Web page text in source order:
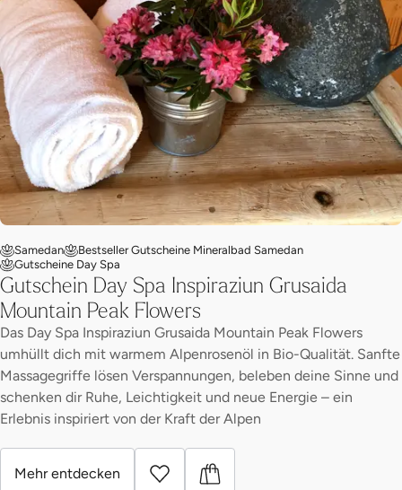
Samedan
Bestseller Gutscheine Mineralbad Samedan
Gutscheine Day Spa
Gutschein Day Spa Inspiraziun Grusaida
Mountain Peak Flowers
Das Day Spa Inspiraziun Grusaida Mountain Peak Flowers
umhüllt dich mit warmem Alpenrosenöl in Bio-Qualität. Sanfte
Massagegriffe lösen Verspannungen, beleben deine Sinne und
schenken dir Ruhe, Leichtigkeit und neue Energie – ein
Erlebnis inspiriert von der Kraft der Alpen
Mehr entdecken